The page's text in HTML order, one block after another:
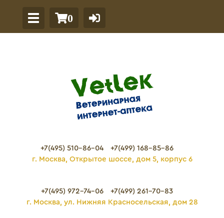
0
+7(495) 510-86-04
+7(499) 168-85-86
г. Москва, Открытое шоссе, дом 5, корпус 6
+7(495) 972-74-06
+7(499) 261-70-83
г. Москва, ул. Нижняя Красносельская, дом 28